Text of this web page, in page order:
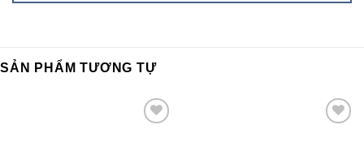
SẢN PHẨM TƯƠNG TỰ